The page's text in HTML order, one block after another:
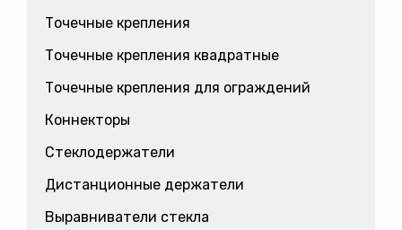
Точечные крепления
Точечные крепления квадратные
Точечные крепления для ограждений
Коннекторы
Стеклодержатели
Дистанционные держатели
Выравниватели стекла